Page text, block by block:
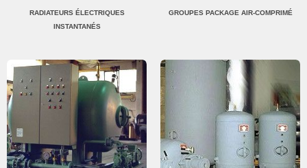
RADIATEURS ÉLECTRIQUES
INSTANTANÉS
GROUPES PACKAGE AIR-COMPRIMÉ